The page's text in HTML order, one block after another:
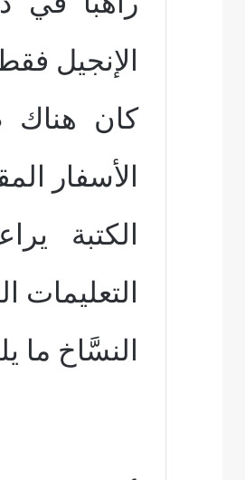
الإنجيل
كان هناك
الأسفار
الكتبة
التعليمات
النسَّاخ ما